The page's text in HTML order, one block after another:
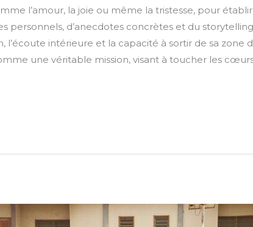
l’amour, la joie ou même la tristesse, pour
personnels, d’anecdotes concrètes et du
l’écoute intérieure et la capacité à sortir de sa
une véritable mission, visant à toucher les